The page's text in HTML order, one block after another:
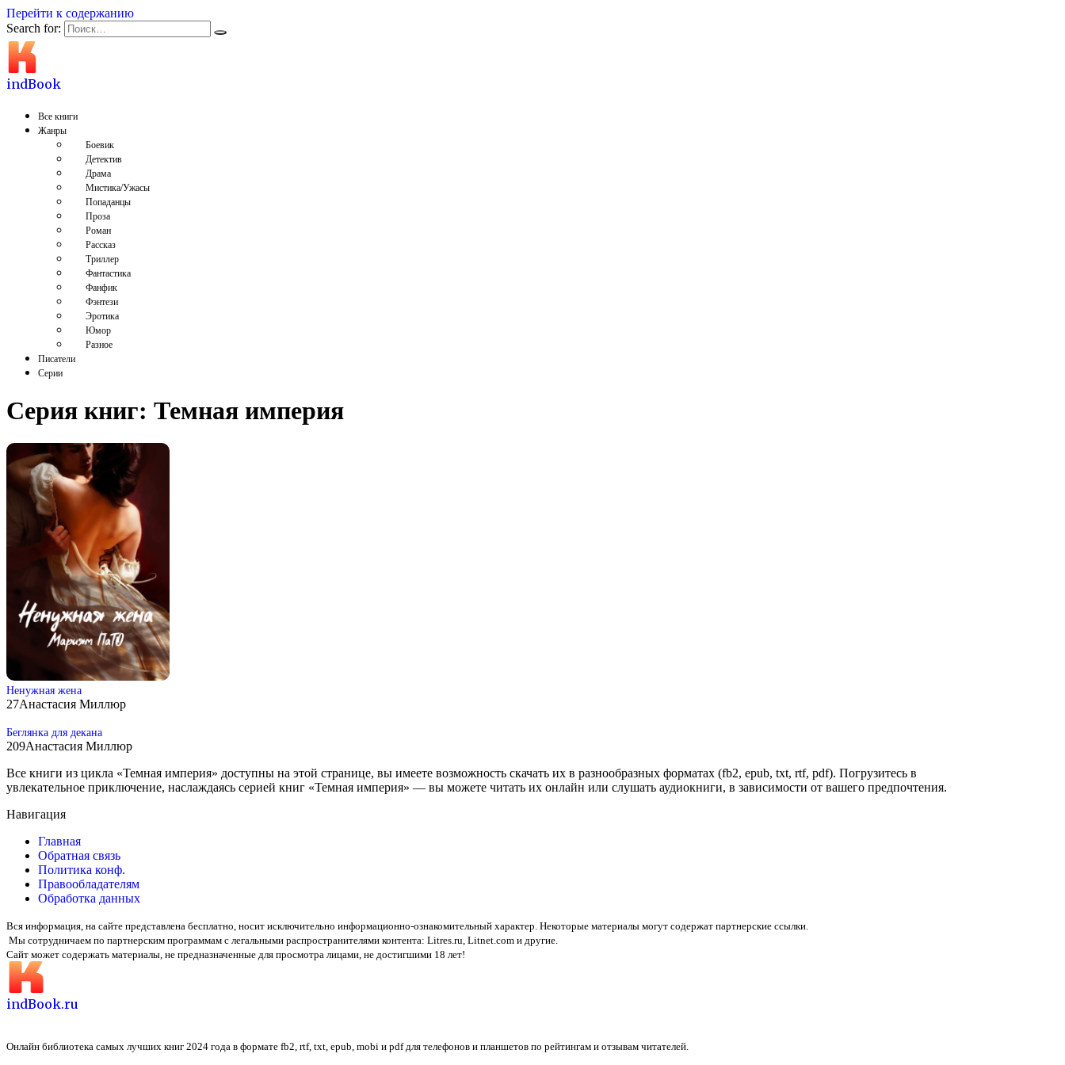
Перейти к содержанию
Search for:
indBook
Все книги
Жанры
Боевик
Детектив
Драма
Мистика/Ужасы
Попаданцы
Проза
Роман
Рассказ
Триллер
Фантастика
Фанфик
Фэнтези
Эротика
Юмор
Разное
Писатели
Серии
Серия книг: Темная империя
Ненужная жена
27Анастасия Миллюр
Беглянка для декана
209Анастасия Миллюр
Все книги из цикла «Темная империя» доступны на этой странице, вы имеете возможность скачать их в разнообразных форматах (fb2, epub, txt, rtf, pdf). Погрузитесь в
увлекательное приключение, наслаждаясь серией книг «Темная империя» — вы можете читать их онлайн или слушать аудиокниги, в зависимости от вашего предпочтения.
Навигация
Главная
Обратная связь
Политика конф.
Правообладателям
Обработка данных
Вся информация, на сайте представлена бесплатно, носит исключительно информационно-ознакомительный характер. Некоторые материалы могут содержат партнерские ссылки.
Мы сотрудничаем по партнерским программам с легальными распространителями контента: Litres.ru, Litnet.com и другие.
Сайт может содержать материалы, не предназначенные для просмотра лицами, не достигшими 18 лет!
indBook.ru
Онлайн библиотека самых лучших книг 2024 года в формате fb2, rtf, txt, epub, mobi и pdf для телефонов и планшетов по рейтингам и отзывам читателей.